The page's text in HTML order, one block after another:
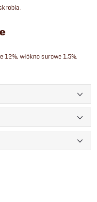
12%, włókno surowe 1,5%,